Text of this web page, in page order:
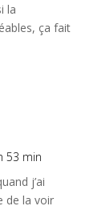
la
ça fait
53 min
j’ai
de la voir